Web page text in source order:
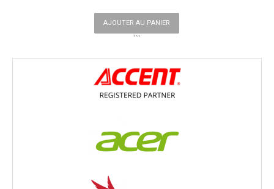
AJOUTER AU PANIER
```